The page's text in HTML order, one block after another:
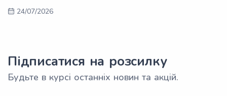
24/07/2026
Підписатися на розсилку
Будьте в курсі останніх новин та акцій.